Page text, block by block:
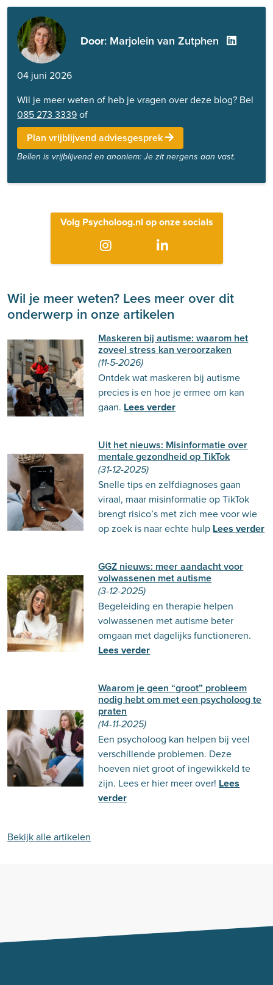
Door: Marjolein van Zutphen
04 juni 2026
Wil je meer weten of heb je vragen over deze blog? Bel
085 273 3339of
Plan vrijblijvend adviesgesprek
Bellen is vrijblijvend en anoniem: Je zit nergens aan vast.
Volg Psycholoog.nl op onze socials
Wil je meer weten? Lees meer over dit
onderwerp in onze artikelen
Maskeren bij autisme: waarom het
zoveel stress kan veroorzaken
(11-5-2026)
Ontdek wat maskeren bij autisme
precies is en hoe je ermee om kan
gaan. Lees verder
Uit het nieuws: Misinformatie over
mentale gezondheid op TikTok
(31-12-2025)
Snelle tips en zelfdiagnoses gaan
viraal, maar misinformatie op TikTok
brengt risico’s met zich mee voor wie
op zoek is naar echte hulp Lees verder
GGZ nieuws: meer aandacht voor
volwassenen met autisme
(3-12-2025)
Begeleiding en therapie helpen
volwassenen met autisme beter
omgaan met dagelijks functioneren.
Lees verder
Waarom je geen “groot” probleem
nodig hebt om met een psycholoog te
praten
(14-11-2025)
Een psycholoog kan helpen bij veel
verschillende problemen. Deze
hoeven niet groot of ingewikkeld te
zijn. Lees er hier meer over! Lees
verder
Bekijk alle artikelen